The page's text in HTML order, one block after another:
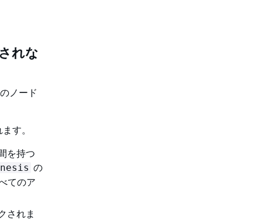
れな
ノード
す。
を持つ
の
てのア
されま